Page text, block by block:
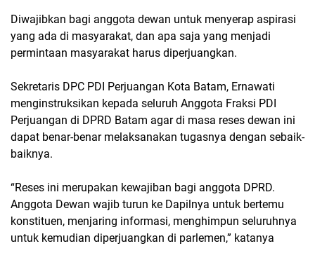
Diwajibkan bagi anggota dewan untuk menyerap aspirasi
yang ada di masyarakat, dan apa saja yang menjadi
permintaan masyarakat harus diperjuangkan.
Sekretaris DPC PDI Perjuangan Kota Batam, Ernawati
menginstruksikan kepada seluruh Anggota Fraksi PDI
Perjuangan di DPRD Batam agar di masa reses dewan ini
dapat benar-benar melaksanakan tugasnya dengan sebaik-
baiknya.
“Reses ini merupakan kewajiban bagi anggota DPRD.
Anggota Dewan wajib turun ke Dapilnya untuk bertemu
konstituen, menjaring informasi, menghimpun seluruhnya
untuk kemudian diperjuangkan di parlemen,” katanya